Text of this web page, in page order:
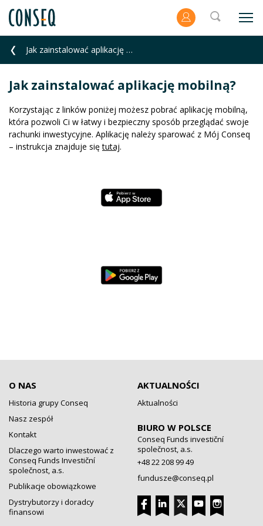
Jak zainstalować aplikację mobilną?
Jak zainstalować aplikację mobilną?
Korzystając z linków poniżej możesz pobrać aplikację mobilną,
która pozwoli Ci w łatwy i bezpieczny sposób przeglądać swoje
rachunki inwestycyjne. Aplikację należy sparować z Mój Conseq
– instrukcja znajduje siętutaj.
O NAS
Historia grupy Conseq
Nasz zespół
Kontakt
Dlaczego warto inwestować z
Conseq Funds Investiční
společnost, a.s.
Publikacje obowiązkowe
Dystrybutorzy i doradcy
finansowi
AKTUALNOŚCI
Aktualności
BIURO W POLSCE
Conseq Funds investiční
společnost, a.s.
+48 22 208 99 49
fundusze@conseq.pl